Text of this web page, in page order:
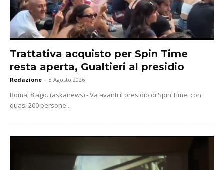
Trattativa acquisto per Spin Time
resta aperta, Gualtieri al presidio
Redazione - 8 Agosto 2026
Roma, 8 ago. (askanews) - Va avanti il presidio di Spin Time, con
quasi 200 persone...